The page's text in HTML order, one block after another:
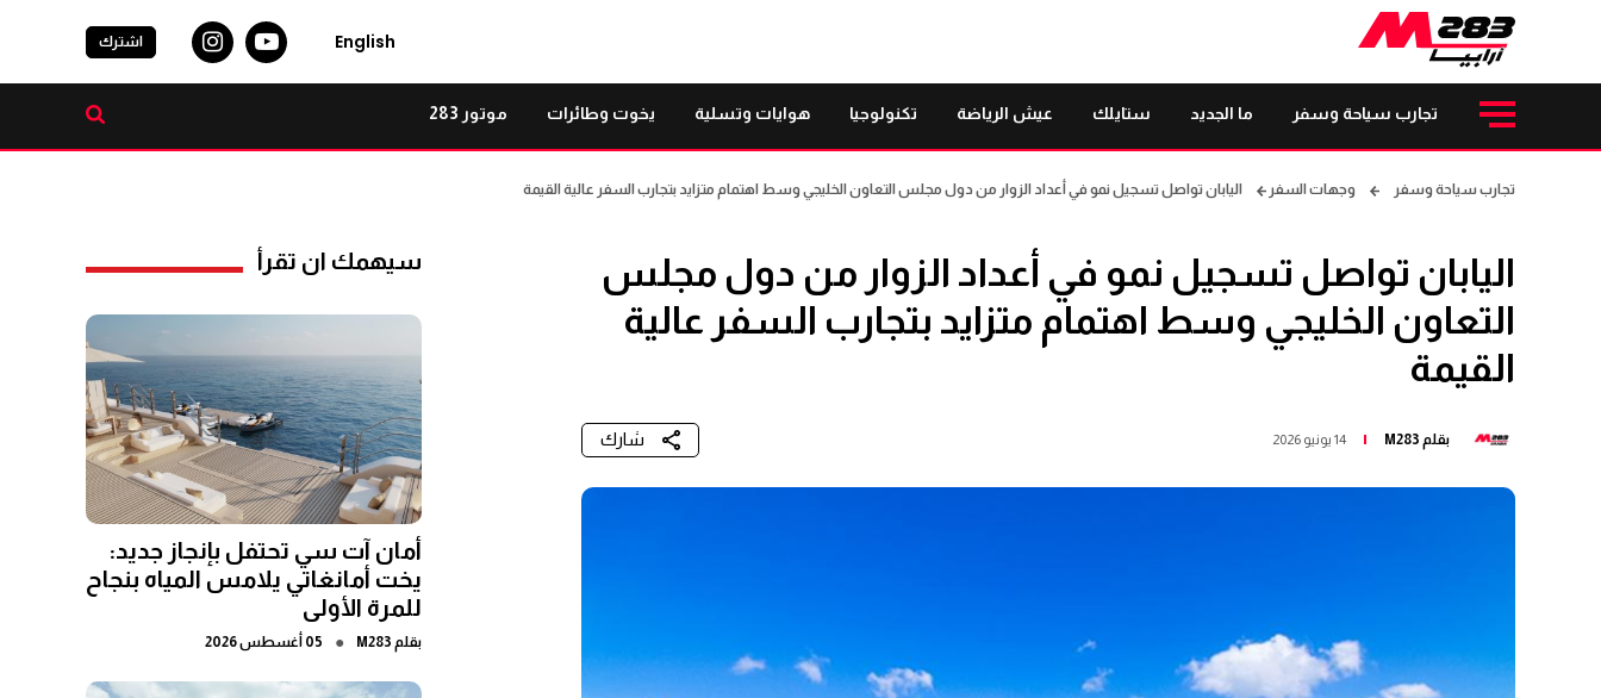
English اشترك
تجارب سياحة وسفر ما الجديد ستايلك عيش الرياضة تكنولوجيا هوايات وتسلية يخوت وطائرات موتور 283
تجارب سياحة وسفر وجهات السفر اليابان تواصل تسجيل نمو في أعداد الزوار من دول مجلس التعاون الخليجي وسط اهتمام متزايد بتجارب السفر عالية القيمة
اليابان تواصل تسجيل نمو في أعداد الزوار من دول مجلس
التعاون الخليجي وسط اهتمام متزايد بتجارب السفر عالية
القيمة
بقلم M283 14 يونيو 2026 شارك
سيهمك ان تقرأ
أمان آت سي تحتفل بإنجاز جديد:
يخت أمانغاتي يلامس المياه بنجاح
للمرة الأولى
بقلم M283
● 05 أغسطس 2026